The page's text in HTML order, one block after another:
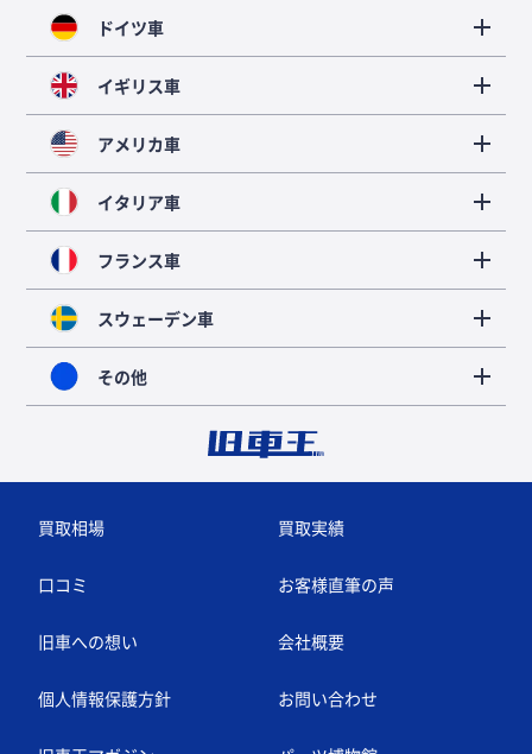
ドイツ車
イギリス車
アメリカ車
イタリア車
フランス車
スウェーデン車
その他
買取相場 買取実績
口コミ お客様直筆の声
旧車への想い 会社概要
個人情報保護方針 お問い合わせ